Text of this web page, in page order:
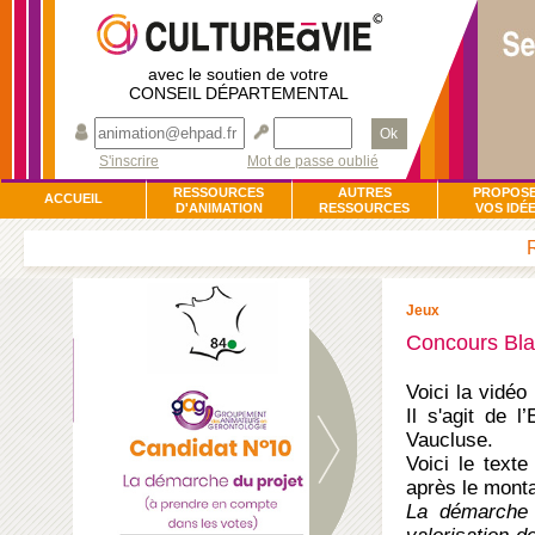
avec le soutien de votre
CONSEIL DÉPARTEMENTAL
Ok
S'inscrire
Mot de passe oublié
ACCUEIL
RESSOURCES
D'ANIMATION
AUTRES
RESSOURCES
VOS
Jeux
Concours
Voici la vidéo
Il s'agit de
Vaucluse.
Voici le texte
après le
La